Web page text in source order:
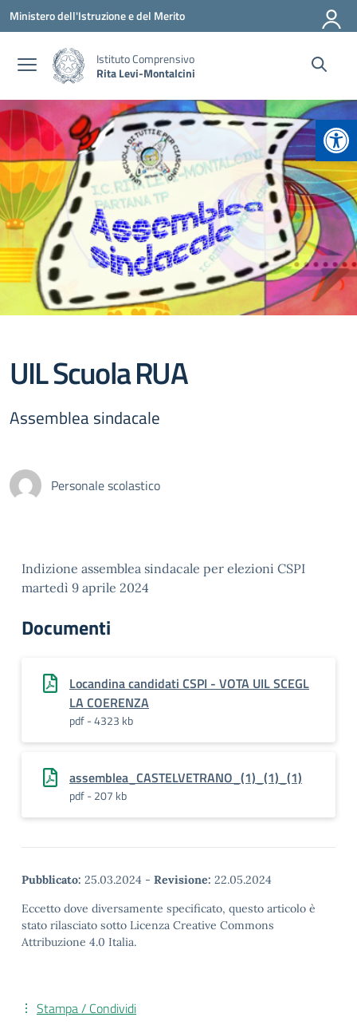
Vai ai contenuti
Vai al menu di navigazione
Vai al footer
Ministero dell'Istruzione e del Merito
Istituto Comprensivo
Rita Levi-Montalcini
UIL Scuola RUA
Assemblea sindacale
Personale scolastico
Indizione assemblea sindacale per elezioni CSPI
martedì 9 aprile 2024
Documenti
Locandina candidati CSPI - VOTA UIL SCEGL
LA COERENZA
pdf - 4323 kb
assemblea_CASTELVETRANO_(1)_(1)_(1)
pdf - 207 kb
Pubblicato: 25.03.2024 - Revisione: 22.05.2024
Eccetto dove diversamente specificato, questo articolo è
stato rilasciato sotto Licenza Creative Commons
Attribuzione 4.0 Italia.
Stampa / Condividi